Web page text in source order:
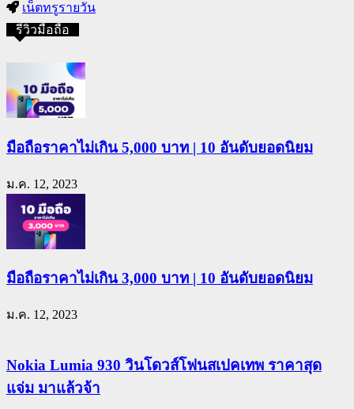
เน็ตทรูรายวัน
รีวิวมือถือ
มือถือราคาไม่เกิน 5,000 บาท | 10 อันดับยอดนิยม
ม.ค. 12, 2023
มือถือราคาไม่เกิน 3,000 บาท | 10 อันดับยอดนิยม
ม.ค. 12, 2023
Nokia Lumia 930 วินโดวส์โฟนสเปคเทพ ราคาสุด
แจ่ม มาแล้วจ้า